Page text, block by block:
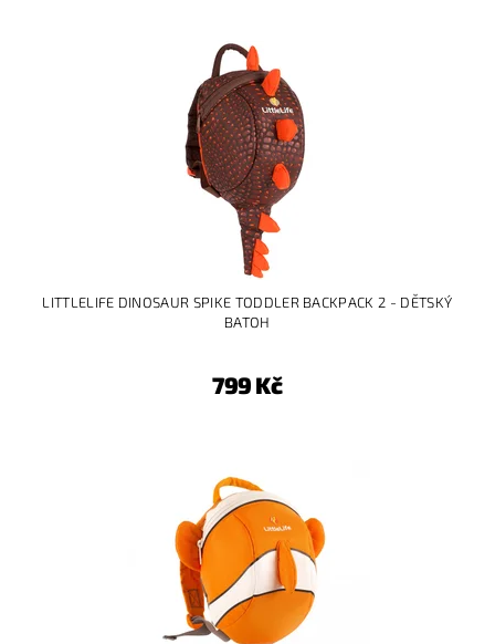
LITTLELIFE DINOSAUR SPIKE TODDLER BACKPACK 2 - DĚTSKÝ
BATOH
799 Kč